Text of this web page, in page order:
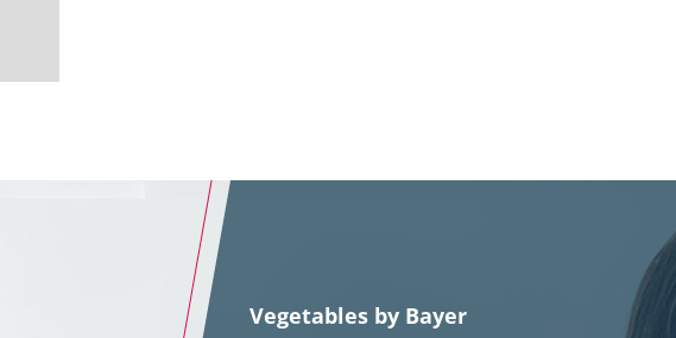
Vegetables by Bayer